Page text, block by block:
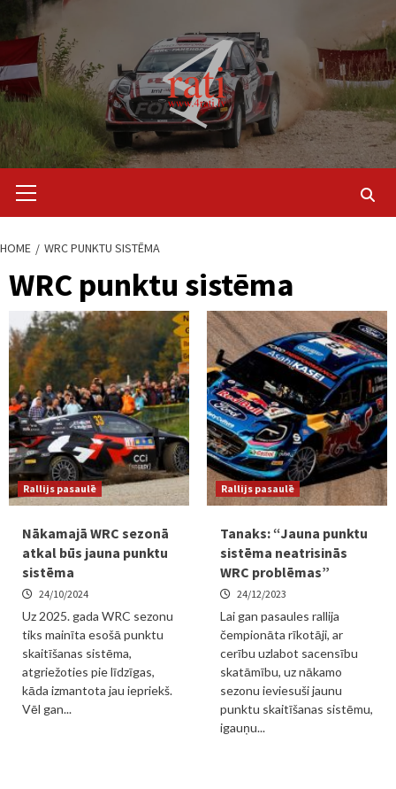
content
Menu
HOME WRC PUNKTU SISTĒMA
WRC punktu sistēma
Rallijs pasaulē
Nākamajā WRC sezonā
atkal būs jauna punktu
sistēma
24/10/2024
Uz 2025. gada WRC sezonu
tiks mainīta esošā punktu
skaitīšanas sistēma,
atgriežoties pie līdzīgas,
kāda izmantota jau iepriekš.
Vēl gan...
Rallijs pasaulē
Tanaks: “Jauna punktu
sistēma neatrisinās
WRC problēmas”
24/12/2023
Lai gan pasaules rallija
čempionāta rīkotāji, ar
cerību uzlabot sacensību
skatāmību, uz nākamo
sezonu ieviesuši jaunu
punktu skaitīšanas sistēmu,
igauņu...